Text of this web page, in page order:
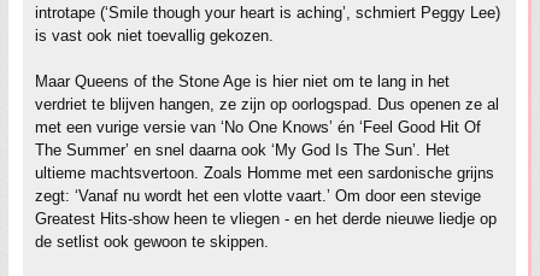
introtape (‘Smile though your heart is aching’, schmiert Peggy Lee)
is vast ook niet toevallig gekozen.
Maar Queens of the Stone Age is hier niet om te lang in het
verdriet te blijven hangen, ze zijn op oorlogspad. Dus openen ze al
met een vurige versie van ‘No One Knows’ én ‘Feel Good Hit Of
The Summer’ en snel daarna ook ‘My God Is The Sun’. Het
ultieme machtsvertoon. Zoals Homme met een sardonische grijns
zegt: ‘Vanaf nu wordt het een vlotte vaart.’ Om door een stevige
Greatest Hits-show heen te vliegen - en het derde nieuwe liedje op
de setlist ook gewoon te skippen.